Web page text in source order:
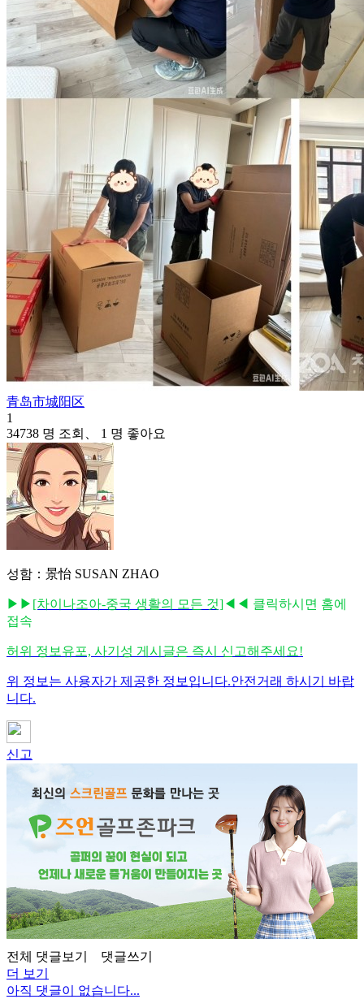
青岛市城阳区
1
34738 명 조회、 1 명 좋아요
성함：景怡 SUSAN ZHAO
▶▶ [차이나조아-중국 생활의 모든 것]◀◀ 클릭하시면 홈에
접속
허위 정보유포, 사기성 게시글은 즉시 신고해주세요!
위 정보는 사용자가 제공한 정보입니다.안전거래 하시기 바랍
니다.
신고
전체 댓글보기
댓글쓰기
더 보기
아직 댓글이 없습니다...